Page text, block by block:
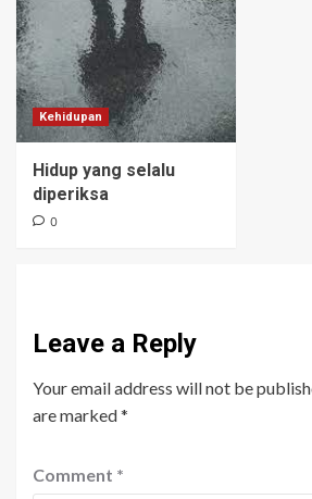
Kehidupan
Hidup yang selalu
diperiksa
0
Leave a Reply
Your email address will not be
are marked*
Comment *